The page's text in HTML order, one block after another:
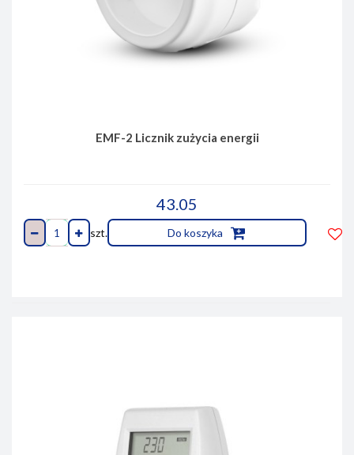
EMF-2 Licznik zużycia energii
43.05
szt. Do koszyka